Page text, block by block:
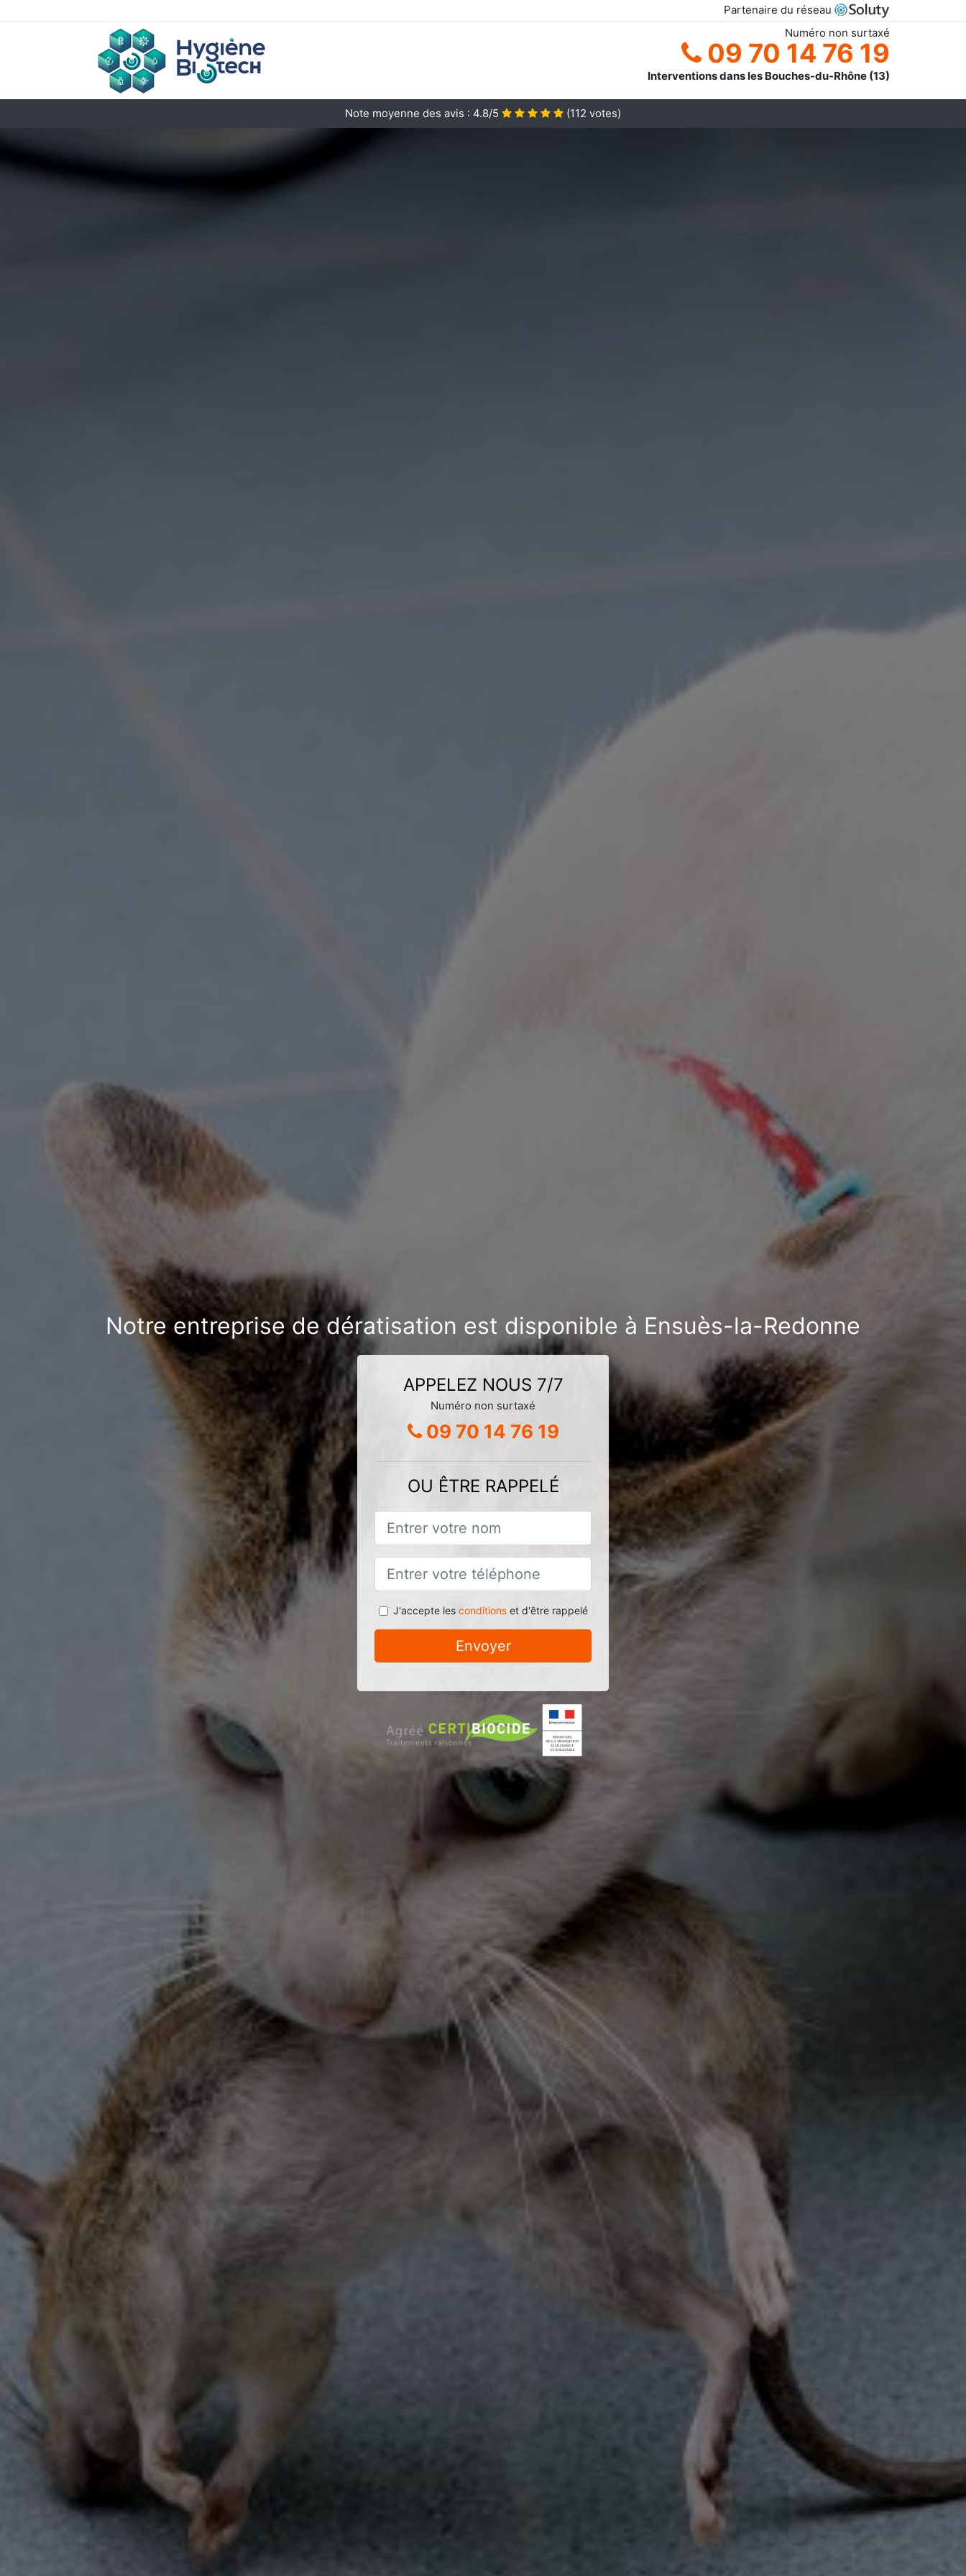
Partenaire du réseau
Numéro non surtaxé
09 70 14 76 19
Interventions dans les Bouches-du-Rhône (13)
Note moyenne des avis : 4.8/5 (112 votes)
Notre entreprise de dératisation est disponible à Ensuès-la-Redonne
APPELEZ NOUS 7/7
Numéro non surtaxé
09 70 14 76 19
OU ÊTRE RAPPELÉ
J'accepte les conditionset d'être rappelé
Envoyer